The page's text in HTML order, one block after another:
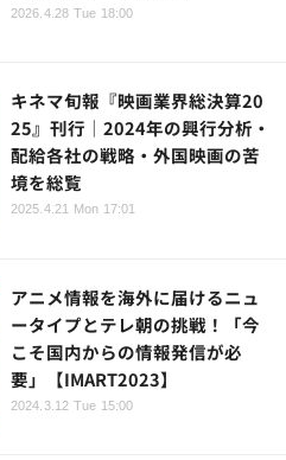
2026.4.28 Tue 18:00
キネマ旬報『映画業界総決算20
25』刊行｜2024年の興行分析・
配給各社の戦略・外国映画の苦
境を総覧
2025.4.21 Mon 17:01
アニメ情報を海外に届けるニュ
ータイプとテレ朝の挑戦！「今
こそ国内からの情報発信が必
要」【IMART2023】
2024.3.12 Tue 15:00